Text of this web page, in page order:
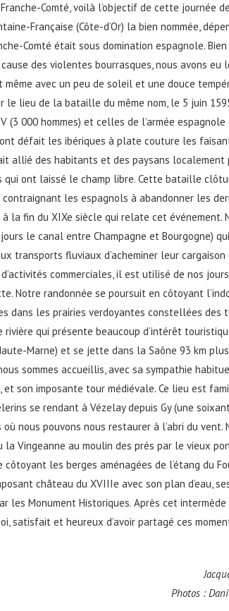
Comté, voilà l’objectif de cette journée de
Française (Côte-d’Or) la bien nommée,
Comté était sous domination espagnole. Bien
des violentes bourrasques, nous avons eu
avec un peu de soleil et une douce
le lieu de la bataille du même nom, le 5 juin
000 hommes) et celles de l’armée espagnole
ont défait les ibériques à plate couture les
allié des habitants et des paysans localement
qui ont laissé le champ libre. Cette bataille
les espagnols à abandonner les
la fin du XIXe siècle qui relate cet événement.
le canal entre Champagne et Bourgogne)
transports fluviaux d’acheminer leur cargaison
commerciales, il est utilisé de nos
Notre randonnée se poursuit en côtoyant
dans les prairies verdoyantes constellées des
qui présente beaucoup d’intérêt
Marne) et se jette dans la Saône 93 km
sommes accueillis, avec sa sympathie
son imposante tour médiévale. Ce lieu est
se rendant à Vézelay depuis Gy (une
nous pouvons nous restaurer à l’abri du vent.
Vingeanne au moulin des prés par le vieux
les berges aménagées de l‘étang du
château du XVIIIe avec son plan d’eau,
les Monument Historiques. Après cet intermède
satisfait et heureux d’avoir partagé ces
Photos :